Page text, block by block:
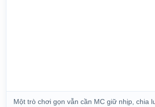
Một trò chơi gọn vẫn cần MC giữ nhịp, chia